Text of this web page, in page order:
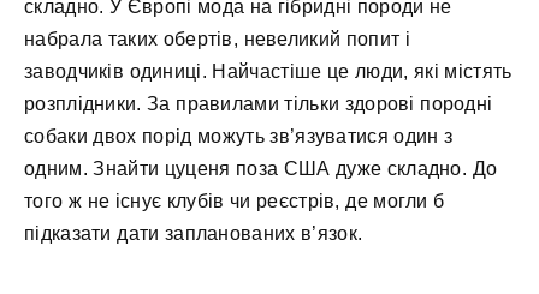
складно. У Європі мода на гібридні породи не
набрала таких обертів, невеликий попит і
заводчиків одиниці. Найчастіше це люди, які містять
розплідники. За правилами тільки здорові породні
собаки двох порід можуть зв’язуватися один з
одним. Знайти цуценя поза США дуже складно. До
того ж не існує клубів чи реєстрів, де могли б
підказати дати запланованих в’язок.